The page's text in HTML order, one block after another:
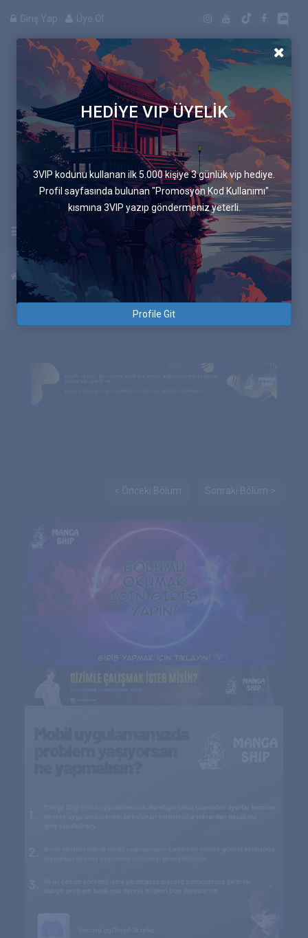
Giriş Yap Üye Ol
Manga
Uygulamayı İndir
Anasayfa Mavi Sandalye
263.Bölüm VARSAYALIM Kİ
HEDİYE VIP ÜYELİK
3VIP kodunu kullanan ilk 5.000 kişiye 3 günlük vip hediye.
Profil sayfasında bulunan "Promosyon Kod Kullanımı"
kısmına 3VIP yazıp göndermeniz yeterli.
Profile Git